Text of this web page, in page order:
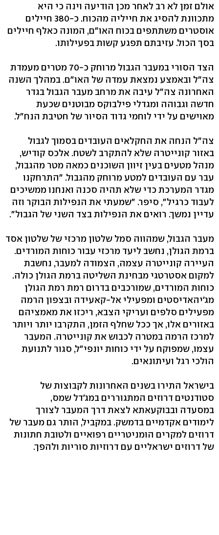
אולם זמן לא רב לאחר מכן הודיעה וינה כי היא
מתכוונת להסיג את חייליה מהכוח. כ-380 חיילים
אוסטרים משתתפים בכוח האו"ם, המונה כאלף חיילים
בסך הכול. עזיבתם תפגע קשות בפעילותו.
הצד הסורי במעבר הגבול מרוחק כ-70 מטרים מעמדת
צה"ל ובאמצע נמצאת עמדה של האו"ם. במהלך השנה
האחרונה צה"ל עיבה את מרחב מעבר הגבול בגדר
חדשה וגבוהה ומגדלי פילבוקס מבוטנים שכעת
מאוישים על ידי לוחמי גדוד הסיור של חטיבת הנח"ל.
צה"ל הנחה את החקלאים העובדים בסמוך לגבול
באזור קונייטרה שלא להתקרב לשטח. אלכס קודיש,
מנהל מטעים בעין זיוון השוכנים כמאה מטר מהגבול,
עבר עם העובדים למטע מרוחק מהגבול. "התרחקנו
מגדר המערכת כדי שלא תהיה סכנה ואנחנו ממשיכים
לעבוד כרגיל", סיפר. "שמעתי את הנפילות הבוקר וזה
עדיין נמשך. רואים את הנפילות בצד השני של הגבול".
מעבר הגבול, שמהווה סמל שלטון מרכזי של שלטון אסד
ברמת הגולן, נחשב ליעד מרכזי עבור כוחות המורדים.
העיירה קונייטרה עצמה, הצמודה למעבר, נחשבת
למקום אסטרטגי מבחינת השליטה ברמת הגולן כולה.
כוחות המורדים, שמורכבים בדרום רמת רמת הגולן
מג'יהאדיסטים ומפעילי אל-קאעידה ובצפון הרמה
מפעילים סלפים ועריקי הצבא, ריכזו את מאמציהם
באזורים אלו, אך ככל שחלף הזמן, התקרבו יותר ויותר
למרכז הרמה במטרה לכבוש את קונייטרה. המעבר
עצמו, שמפוקח על ידי כוחות יונפי"ל, סגור לתנועת
הולכי רגל ועיתונאים.
בישראל התירו בשנים האחרונות לקבוצות של
סטודנטים דרוזים המתגוררים במג'דל שמס,
במסעדה ובבוקעאתא לצאת דרך המעבר לצורך
לימודים אקדמיים בדמשק. במקביל, הותר גם מעבר של
דרוזים למקרים הומניטריים רפואיים ולטובת חתונות
של דרוזים ישראליים עם דרוזיות סוריות ולהפך.